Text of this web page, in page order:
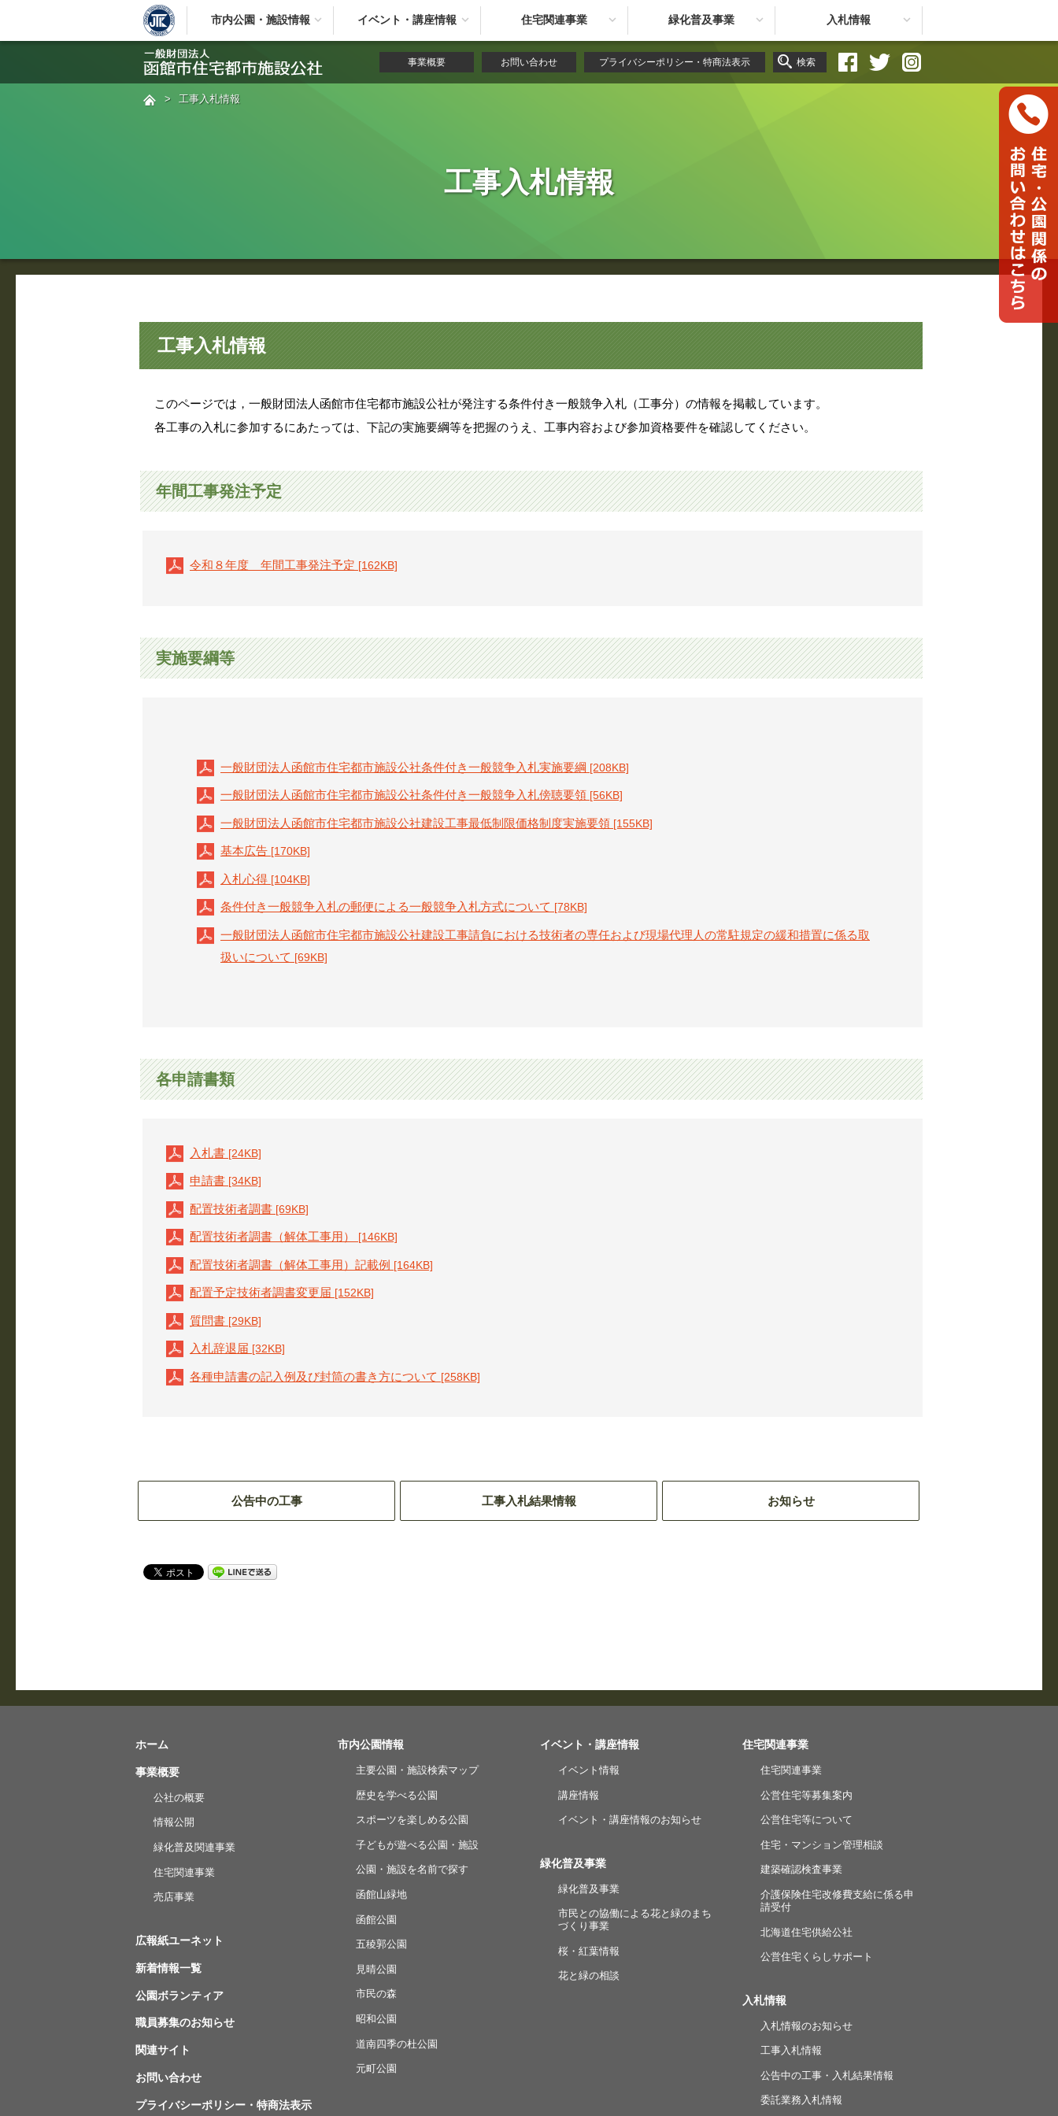
市内公園・施設情報 イベント・講座情報 住宅関連事業 緑化普及事業 入札情報
事業概要 お問い合わせ プライバシーポリシー・特商法表示 検索
> 工事入札情報
工事入札情報
工事入札情報
このページでは，一般財団法人函館市住宅都市施設公社が発注する条件付き一般競争入札（工事分）の情報を掲載しています。
各工事の入札に参加するにあたっては、下記の実施要綱等を把握のうえ、工事内容および参加資格要件を確認してください。
年間工事発注予定
令和８年度 年間工事発注予定 [162KB]
実施要綱等
一般財団法人函館市住宅都市施設公社条件付き一般競争入札実施要綱 [208KB]
一般財団法人函館市住宅都市施設公社条件付き一般競争入札傍聴要領 [56KB]
一般財団法人函館市住宅都市施設公社建設工事最低制限価格制度実施要領 [155KB]
基本広告 [170KB]
入札心得 [104KB]
条件付き一般競争入札の郵便による一般競争入札方式について [78KB]
一般財団法人函館市住宅都市施設公社建設工事請負における技術者の専任および現場代理人の常駐規定の緩和措置に係る取
扱いについて [69KB]
各申請書類
入札書 [24KB]
申請書 [34KB]
配置技術者調書 [69KB]
配置技術者調書（解体工事用） [146KB]
配置技術者調書（解体工事用）記載例 [164KB]
配置予定技術者調書変更届 [152KB]
質問書 [29KB]
入札辞退届 [32KB]
各種申請書の記入例及び封筒の書き方について [258KB]
公告中の工事 工事入札結果情報 お知らせ
ホーム
事業概要
公社の概要
情報公開
緑化普及関連事業
住宅関連事業
売店事業
広報紙ユーネット
新着情報一覧
公園ボランティア
職員募集のお知らせ
関連サイト
お問い合わせ
プライバシーポリシー・特商法表示
市内公園情報
主要公園・施設検索マップ
歴史を学べる公園
スポーツを楽しめる公園
子どもが遊べる公園・施設
公園・施設を名前で探す
函館山緑地
函館公園
五稜郭公園
見晴公園
市民の森
昭和公園
道南四季の杜公園
元町公園
イベント・講座情報
イベント情報
講座情報
イベント・講座情報のお知らせ
緑化普及事業
緑化普及事業
市民との協働による花と緑のまち
づくり事業
桜・紅葉情報
花と緑の相談
住宅関連事業
住宅関連事業
公営住宅等募集案内
公営住宅等について
住宅・マンション管理相談
建築確認検査事業
介護保険住宅改修費支給に係る申
請受付
北海道住宅供給公社
公営住宅くらしサポート
入札情報
入札情報のお知らせ
工事入札情報
公告中の工事・入札結果情報
委託業務入札情報